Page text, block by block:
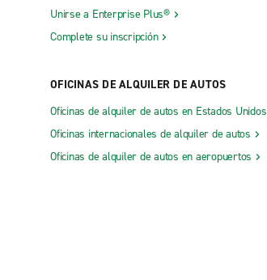
Unirse a Enterprise Plus®
Complete su inscripción
OFICINAS DE ALQUILER DE AUTOS
Oficinas de alquiler de autos en Estados Unidos
Oficinas internacionales de alquiler de autos
Oficinas de alquiler de autos en aeropuertos